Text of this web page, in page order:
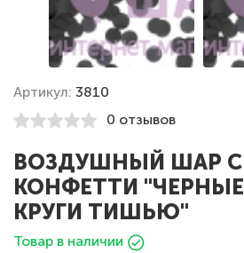
Артикул: 3810
0 отзывов
ВОЗДУШНЫЙ ШАР С
КОНФЕТТИ "ЧЕРНЫЕ
КРУГИ ТИШЬЮ"
Товар в наличии